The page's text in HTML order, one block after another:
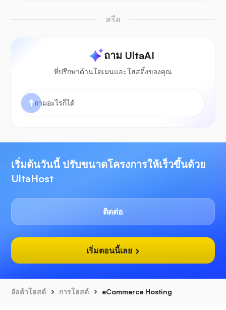
หรือ
ถาม UltaAI
ที่ปรึกษาด้านโดเมนและโฮสติ้งของคุณ
เริ่มต้นวันนี้ ปรับขนาดโครงการให้เร็วขึ้นด้วย
UltaHost
ติดต่อ
เริ่มตอนนี้เลย
อัลต้าโฮสต์ การโฮสต์ eCommerce Hosting